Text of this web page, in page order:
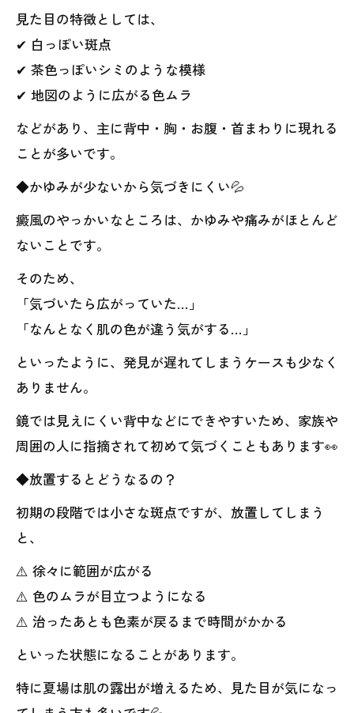
見た目の特徴としては、
✔ 白っぽい斑点
✔ 茶色っぽいシミのような模様
✔ 地図のように広がる色ムラ
などがあり、主に背中・胸・お腹・首まわりに現れる
ことが多いです。
◆かゆみが少ないから気づきにくい💦
癜風のやっかいなところは、かゆみや痛みがほとんど
ないことです。
そのため、
「気づいたら広がっていた…」
「なんとなく肌の色が違う気がする…」
といったように、発見が遅れてしまうケースも少なく
ありません。
鏡では見えにくい背中などにできやすいため、家族や
周囲の人に指摘されて初めて気づくこともあります👀
◆放置するとどうなるの？
初期の段階では小さな斑点ですが、放置してしまう
と、
⚠️ 徐々に範囲が広がる
⚠️ 色のムラが目立つようになる
⚠️ 治ったあとも色素が戻るまで時間がかかる
といった状態になることがあります。
特に夏場は肌の露出が増えるため、見た目が気になっ